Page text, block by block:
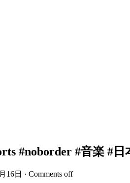
#noborder #音楽 #
16日 · Comments off